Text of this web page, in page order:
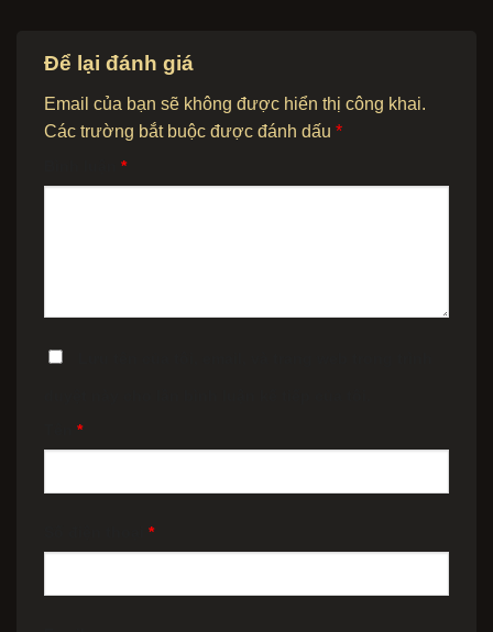
Để lại đánh giá
Email của bạn sẽ không được hiển thị công khai.
Các trường bắt buộc được đánh dấu *
*
*
*